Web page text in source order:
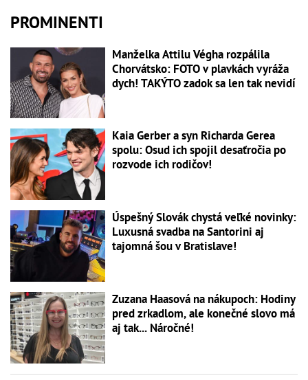
PROMINENTI
Manželka Attilu Végha rozpálila
Chorvátsko: FOTO v plavkách vyráža
dych! TAKÝTO zadok sa len tak nevidí
Kaia Gerber a syn Richarda Gerea
spolu: Osud ich spojil desaťročia po
rozvode ich rodičov!
Úspešný Slovák chystá veľké novinky:
Luxusná svadba na Santorini aj
tajomná šou v Bratislave!
Zuzana Haasová na nákupoch: Hodiny
pred zrkadlom, ale konečné slovo má
aj tak... Náročné!